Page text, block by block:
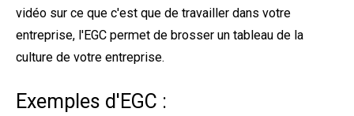
vidéo sur ce que c'est que de travailler dans votre
entreprise, l'EGC permet de brosser un tableau de la
culture de votre entreprise.
Exemples d'EGC :